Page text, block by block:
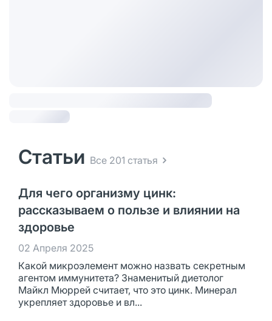
Статьи Все 201 статья
Для чего организму цинк:
рассказываем о пользе и влиянии на
здоровье
02 Апреля 2025
Какой микроэлемент можно назвать секретным
агентом иммунитета? Знаменитый диетолог
Майкл Мюррей считает, что это цинк. Минерал
укрепляет здоровье и вл...